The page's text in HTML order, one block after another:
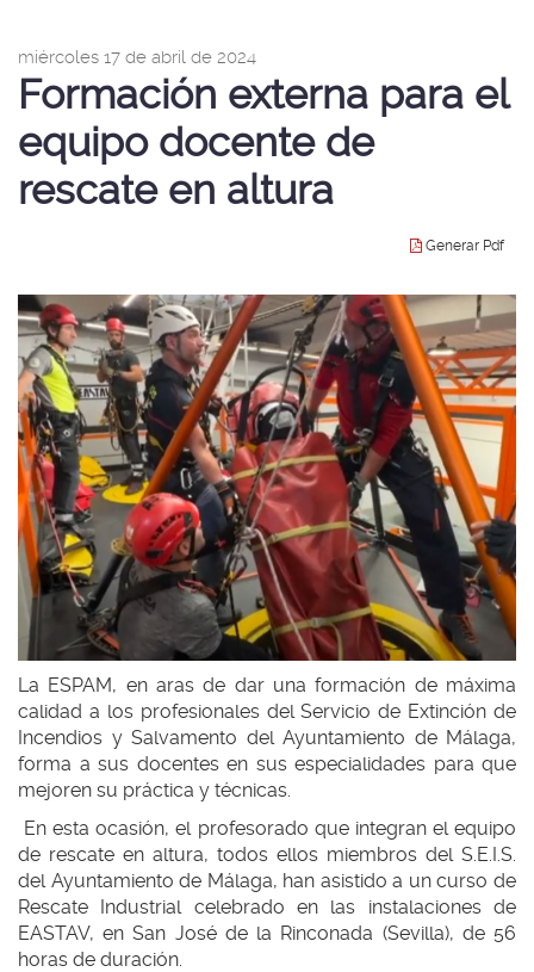
inicio
miércoles 17 de abril de 2024
Formación externa para el
equipo docente de
rescate en altura
Generar Pdf
La ESPAM, en aras de dar una formación de máxima
calidad a los profesionales del Servicio de Extinción de
Incendios y Salvamento del Ayuntamiento de Málaga,
forma a sus docentes en sus especialidades para que
mejoren su práctica y técnicas.
En esta ocasión, el profesorado que integran el equipo
de rescate en altura, todos ellos miembros del S.E.I.S.
del Ayuntamiento de Málaga, han asistido a un curso de
Rescate Industrial celebrado en las instalaciones de
EASTAV, en San José de la Rinconada (Sevilla), de 56
horas de duración.